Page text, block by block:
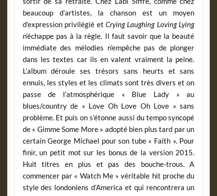
beaucoup d’artistes, la chanson est un moyen
d’expression privilégié et Crying Laughing Loving Lying
n’échappe pas à la règle. Il faut savoir que la beauté
immédiate des mélodies n’empêche pas de plonger
dans les textes car ils en valent vraiment la peine.
L’album déroule ses trésors sans heurts et sans
ennuis, les styles et les climats sont très divers et on
passe de l’atmosphérique « Blue Lady » au
blues/country de « Love Oh Love Oh Love » sans
problème. Et puis on s’étonne aussi du tempo syncopé
de « Gimme Some More » adopté bien plus tard par un
certain George Michael pour son tube « Faith ». Pour
finir, un petit mot sur les bonus de la version 2015.
Huit titres en plus et pas des bouche-trous. A
commencer par « Watch Me » véritable hit proche du
style des londoniens d’America et qui rencontrera un